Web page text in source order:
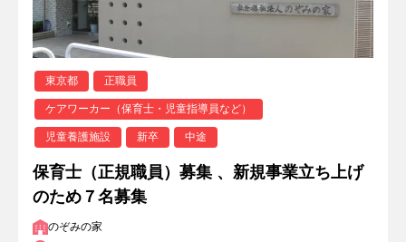
東京都 正職員
ケアワーカー（保育士・児童指導員など）
児童養護施設 新卒 中途
保育士（正規職員）募集 、新規事業立ち上げ
のため７名募集
のぞみの家